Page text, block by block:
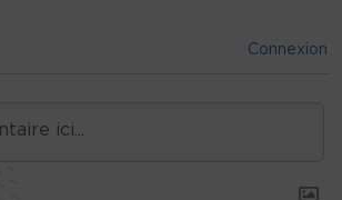
Connexion